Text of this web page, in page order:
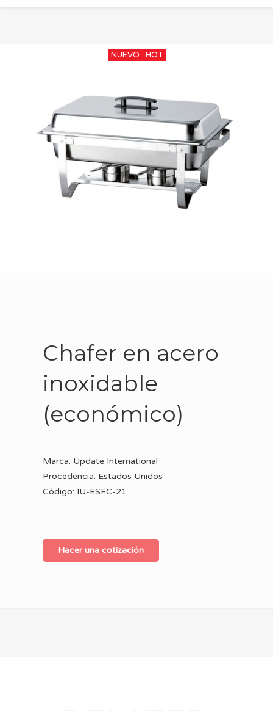
NUEVO HOT
Chafer en acero
inoxidable
(económico)
Marca: Update International
Procedencia: Estados Unidos
Código: IU-ESFC-21
Hacer una cotización